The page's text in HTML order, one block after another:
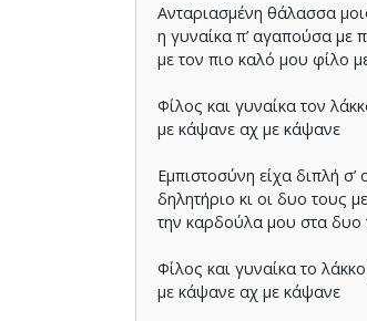
Ανταριασµένη θάλασσα
η γυναίκα π’ αγαπούσα µε
µε τον πιο καλό µου φίλο
Φίλος και γυναίκα τον
µε κάψανε αχ µε κάψανε
Εµπιστοσύνη είχα διπλή σ’
δηλητήριο κι οι δυο τους
την καρδούλα µου στα δυο
Φίλος και γυναίκα το
µε κάψανε αχ µε κάψανε